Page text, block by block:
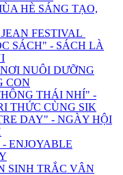
HÈ SÁNG TẠO,
FESTIVAL
SÁCH" - SÁCH LÀ
NUÔI DƯỠNG
CON
THÁI NHÍ" -
THỨC CÙNG SIK
DAY" - NGÀY HỘI
ENJOYABLE
SINH TRẮC VÂN